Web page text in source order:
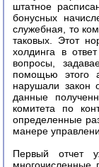
штатное
бонусных
служебная, то
таковых. Этот
холдинга в
вопросы,
помощью этого
нарушали закон
данные
комитета по
определенные
манере
Первый отчет